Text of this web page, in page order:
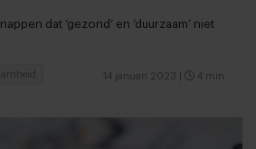
dat ‘gezond’ en ‘duurzaam’ niet
14 januari 2023 4 min